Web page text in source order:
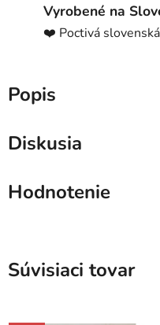
Vyrobené na
❤️ Poctivá
Popis
Diskusia
Hodnotenie
Súvisiaci tovar